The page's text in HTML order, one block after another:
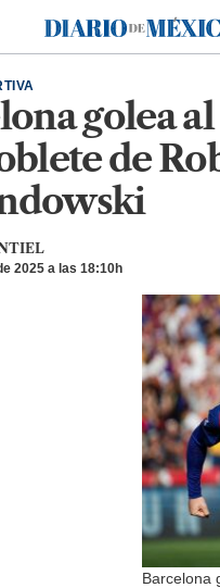
Diario de México
golea
de
2025 a las 18:10h
Barcelona